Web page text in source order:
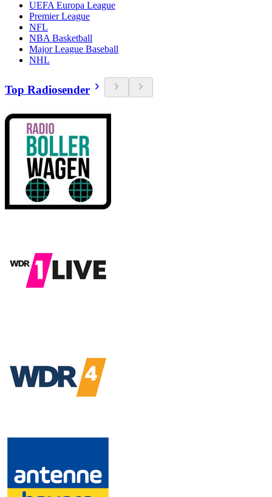
UEFA Europa League
Premier League
NFL
NBA Basketball
Major League Baseball
NHL
Top Radiosender